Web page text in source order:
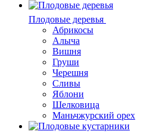
Плодовые деревья
Абрикосы
Алыча
Вишня
Груши
Черешня
Сливы
Яблони
Шелковица
Маньчжурский орех